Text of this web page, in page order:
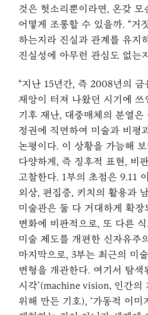
것은 헛소리뿐이라면, 온갖
어떻게 조롱할 수 있을까. “거
하는지라 진실과 관계를 유지
진실성에 아무런 관심도 없는
“지난 15년간, 즉 2008년의
재앙이 터져 나왔던 시기에
기후 재난, 대중매체의 분열
정권에 직면하여 미술과 비평
논평이다. 이 상황을 가늠해
다양하게, 즉 징후적 표현, 비
고찰한다. 1부의 초점은 9.11
외상, 편집증, 키치의 활용과
미술관은 둘 다 거대하게 확
변화에 비판적으로, 또 다른
미술 제도를 개편한 신자유주
마지막으로, 3부는 최근의 미
변형을 개관한다. 여기서 탐색
시각’(machine vision, 인간
위해 만든 기호), ‘가동적 이미